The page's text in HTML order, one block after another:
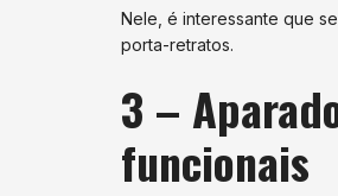
Nele, é interessante que
porta-retratos.
3 –
funcionais